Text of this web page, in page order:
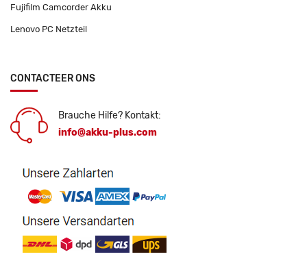
Fujifilm Camcorder Akku
Lenovo PC Netzteil
CONTACTEER ONS
Brauche Hilfe? Kontakt:
info@akku-plus.com